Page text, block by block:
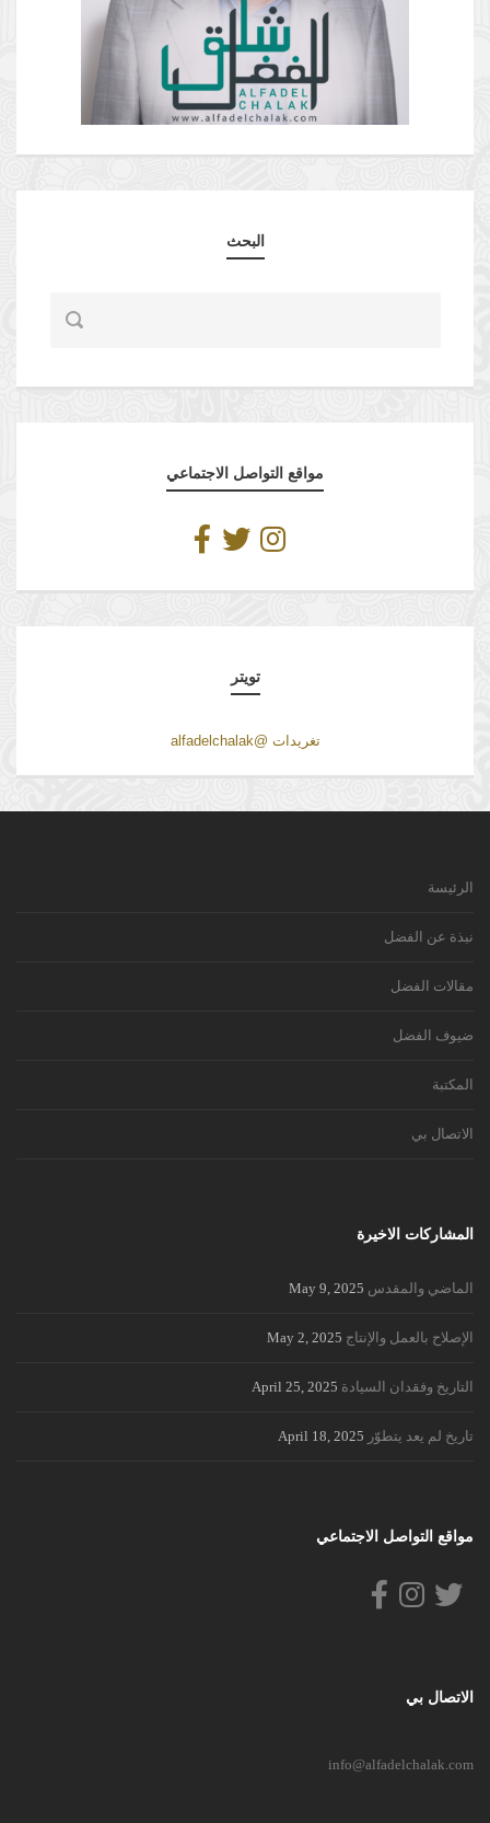
البحث
مواقع التواصل الاجتماعي
تويتر
تغريدات @alfadelchalak
الرئيسة
نبذة عن الفضل
مقالات الفضل
ضيوف الفضل
المكتبة
الاتصال بي
المشاركات الاخيرة
الماضي والمقدس May 9, 2025
الإصلاح بالعمل والإنتاج May 2, 2025
التاريخ وفقدان السيادة April 25, 2025
تاريخ لم يعد يتطوّر April 18, 2025
مواقع التواصل الاجتماعي
الاتصال بي
info@alfadelchalak.com